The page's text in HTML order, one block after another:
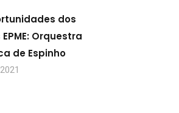
dos
Orquestra
de Espinho